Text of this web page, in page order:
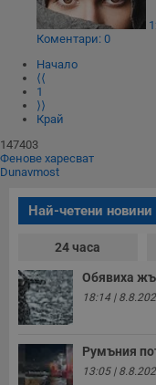
Коментари: 0
Начало
⟨⟨
1
⟩⟩
Край
147403
Фенове харесват
Dunavmost
Най-четени новини
24 часа
Обявиха
18:14 |
Румъния
13:05 |